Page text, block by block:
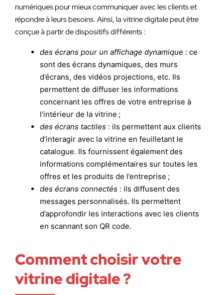
numériques pour mieux communiquer avec les clients et
répondre à leurs besoins. Ainsi, la vitrine digitale peut être
conçue à partir de dispositifs différents :
des écrans pour un affichage dynamique : ce
sont des écrans dynamiques, des murs
d’écrans, des vidéos projections, etc. Ils
permettent de diffuser les informations
concernant les offres de votre entreprise à
l’intérieur de la vitrine ;
des écrans tactiles : ils permettent aux clients
d’interagir avec la vitrine en feuilletant le
catalogue. Ils fournissent également des
informations complémentaires sur toutes les
offres et les produits de l’entreprise ;
des écrans connectés : ils diffusent des
messages personnalisés. Ils permettent
d’approfondir les interactions avec les clients
en scannant son QR code.
Comment choisir votre
vitrine digitale ?